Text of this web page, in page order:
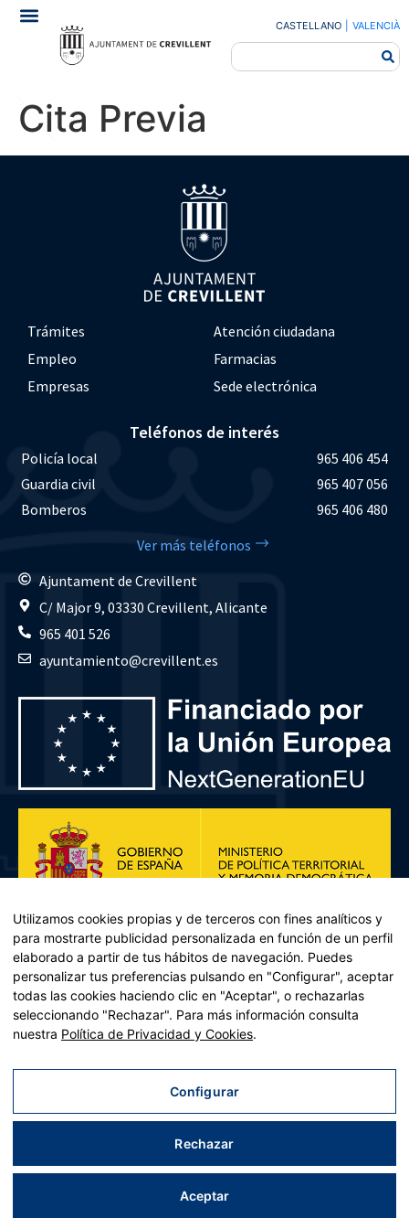
CASTELLANO VALENCIÀ
Cita Previa
Trámites
Atención ciudadana
Empleo
Farmacias
Empresas
Sede electrónica
Teléfonos de interés
Policía local
965 406 454
Guardia civil
965 407 056
Bomberos
965 406 480
Ver más teléfonos
Ajuntament de Crevillent
C/ Major 9, 03330 Crevillent, Alicante
965 401 526
ayuntamiento@crevillent.es
Plan de Recuperación, Transformación y Resiliencia – Financiado por
Recuperación y resiliencia, establecido por el Reglamento (UE)
2021/241 del Parlamento Europeo y del Consejo, de 12 de febrero
Aviso legal|Política de privacidad|Política de cookies|Accesibilidad|Mapa web
| Desarrollado porTrestristes
Utilizamos cookies propias y de terceros con fines analíticos y
para mostrarte publicidad personalizada en función de un perfil
elaborado a partir de tus hábitos de navegación. Puedes
personalizar tus preferencias pulsando en "Configurar", aceptar
todas las cookies haciendo clic en "Aceptar", o rechazarlas
seleccionando "Rechazar". Para más información consulta
nuestra Política de Privacidad y Cookies.
Configurar
Rechazar
Aceptar